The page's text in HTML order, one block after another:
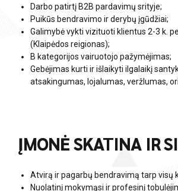
Darbo patirtį B2B pardavimų srityje;
Puikūs bendravimo ir derybų įgūdžiai;
Galimybė vykti vizituoti klientus 2-3 k.
(Klaipėdos reigionas);
B kategorijos vairuotojo pažymėjimas;
Gebėjimas kurti ir išlaikyti ilgalaikį
atsakingumas, lojalumas, veržlumas,
ĮMONĖ SKATINA IR
Atvirą ir pagarbų bendravimą tarp visų
Nuolatinį mokymąsi ir profesinį